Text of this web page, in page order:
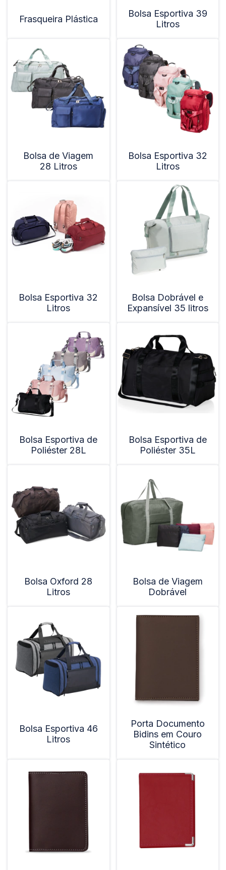
Frasqueira Plástica
Bolsa Esportiva 39
Litros
Bolsa de Viagem
28 Litros
Bolsa Esportiva 32
Litros
Bolsa Esportiva 32
Litros
Bolsa Dobrável e
Expansível 35 litros
Bolsa Esportiva de
Poliéster 28L
Bolsa Esportiva de
Poliéster 35L
Bolsa Oxford 28
Litros
Bolsa de Viagem
Dobrável
Bolsa Esportiva 46
Litros
Porta Documento
Bidins em Couro
Sintético